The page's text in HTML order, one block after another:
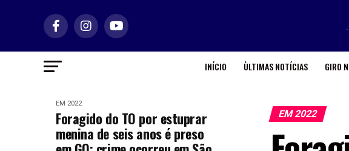
INÍCIO ÙLTIMAS NOTÍCIAS GIRO
EM 2022
Foragido do TO por estuprar
menina de seis anos é preso
EM 2022